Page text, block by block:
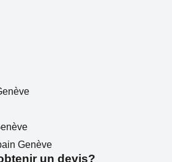
Genève
un devis?